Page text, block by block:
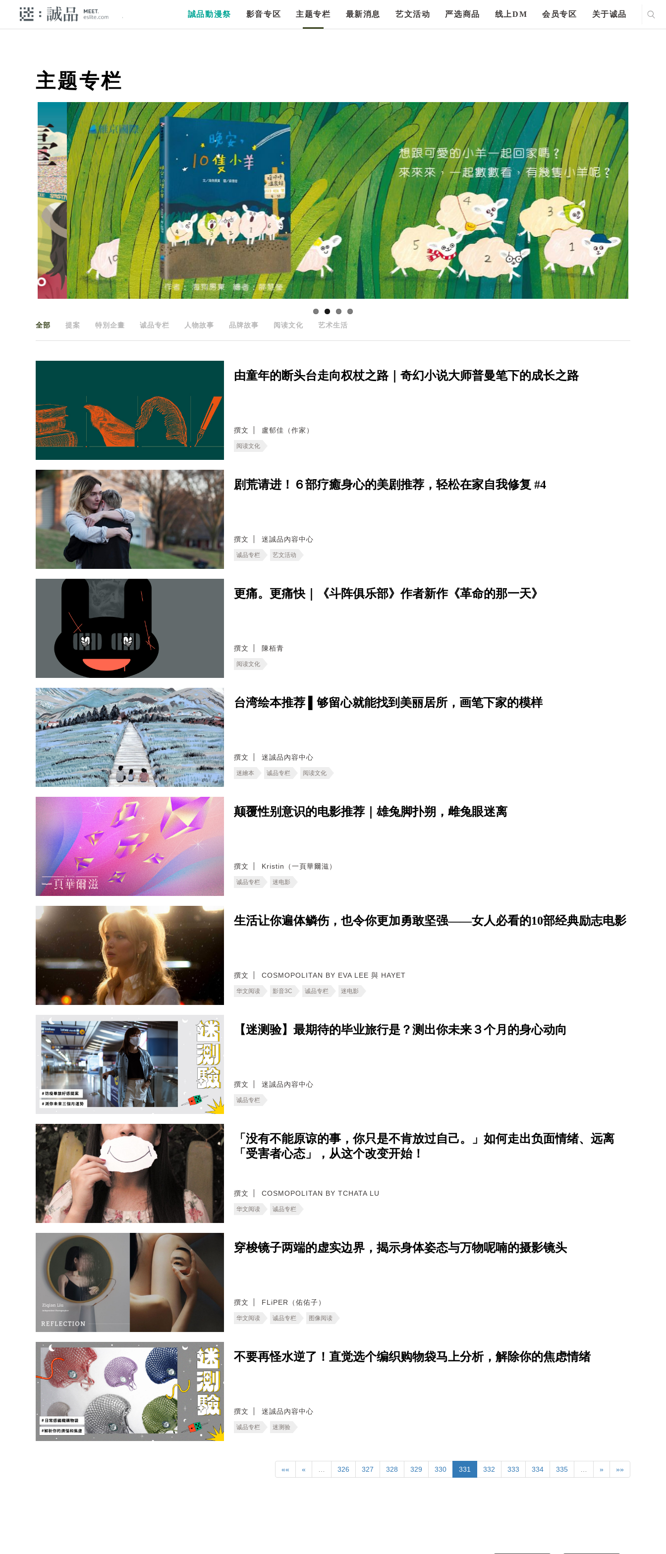
誠品動漫祭 影音专区 主题专栏 最新消息 艺文活动 严选商品 线上DM 会员专区 关于诚品
主题专栏
全部 提案 特別企畫 诚品专栏 人物故事 品牌故事 阅读文化 艺术生活
由童年的断头台走向权杖之路｜奇幻小说大师普曼笔下的成长之路
撰文 盧郁佳（作家）
阅读文化
剧荒请进！６部疗癒身心的美剧推荐，轻松在家自我修复 #4
撰文 迷誠品內容中心
诚品专栏 艺文活动
更痛。更痛快｜《斗阵俱乐部》作者新作《革命的那一天》
撰文 陳栢青
阅读文化
台湾绘本推荐 ▌够留心就能找到美丽居所，画笔下家的模样
撰文 迷誠品內容中心
迷繪本 诚品专栏 阅读文化
颠覆性别意识的电影推荐｜雄兔脚扑朔，雌兔眼迷离
撰文 Kristin（一頁華爾滋）
诚品专栏 迷电影
生活让你遍体鳞伤，也令你更加勇敢坚强——女人必看的10部经典励志电影
撰文 COSMOPOLITAN BY EVA LEE 與 HAYET
华文阅读 影音3C 诚品专栏 迷电影
【迷测验】最期待的毕业旅行是？测出你未来３个月的身心动向
撰文 迷誠品內容中心
诚品专栏
「没有不能原谅的事，你只是不肯放过自己。」如何走出负面情绪、远离
「受害者心态」，从这个改变开始！
撰文 COSMOPOLITAN BY TCHATA LU
华文阅读 诚品专栏
穿梭镜子两端的虚实边界，揭示身体姿态与万物呢喃的摄影镜头
撰文 FLiPER（佑佑子）
华文阅读 诚品专栏 图像阅读
不要再怪水逆了！直觉选个编织购物袋马上分析，解除你的焦虑情绪
撰文 迷誠品內容中心
诚品专栏 迷测验
«« « … 326 327 328 329 330 331 332 333 334 335 … » »»